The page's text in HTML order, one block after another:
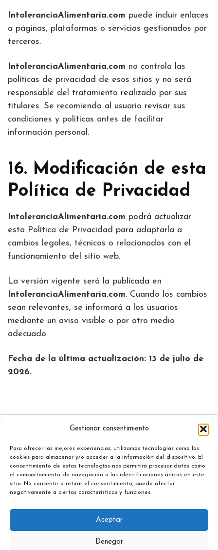
Gestionar consentimiento
Para ofrecer las mejores experiencias, utilizamos tecnologías como las
cookies para almacenar y/o acceder a la información del dispositivo. El
consentimiento de estas tecnologías nos permitirá procesar datos como
el comportamiento de navegación o las identificaciones únicas en este
sitio. No consentir o retirar el consentimiento, puede afectar
negativamente a ciertas características y funciones.
Aceptar
Denegar
IntoleranciaAlimentaria.com puede incluir enlaces
a páginas, plataformas o servicios gestionados por
terceros.
IntoleranciaAlimentaria.com no controla las
políticas de privacidad de esos sitios y no será
responsable del tratamiento realizado por sus
titulares. Se recomienda al usuario revisar sus
condiciones y políticas antes de facilitar
información personal.
16. Modificación de esta
Política de Privacidad
IntoleranciaAlimentaria.com podrá actualizar
esta Política de Privacidad para adaptarla a
cambios legales, técnicos o relacionados con el
funcionamiento del sitio web.
La versión vigente será la publicada en
IntoleranciaAlimentaria.com. Cuando los cambios
sean relevantes, se informará a los usuarios
mediante un aviso visible o por otro medio
adecuado.
Fecha de la última actualización: 13 de julio de
2026.
Políticas de Privacidad
Contacto